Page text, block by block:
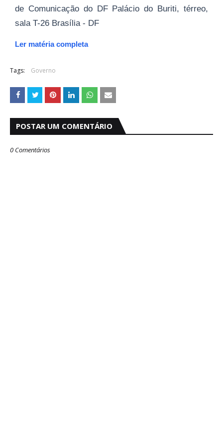
de Comunicação do DF Palácio do Buriti, térreo,
sala T-26 Brasília - DF
Ler matéria completa
Tags: Governo
POSTAR UM COMENTÁRIO
0 Comentários